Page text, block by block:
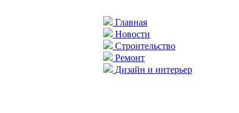
Главная
Новости
Строительство
Ремонт
Дизайн и интерьер